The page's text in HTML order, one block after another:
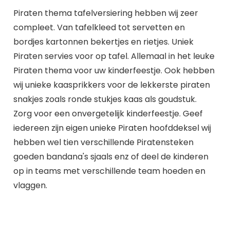
Piraten thema tafelversiering hebben wij zeer
compleet. Van tafelkleed tot servetten en
bordjes kartonnen bekertjes en rietjes. Uniek
Piraten servies voor op tafel. Allemaal in het leuke
Piraten thema voor uw kinderfeestje. Ook hebben
wij unieke kaasprikkers voor de lekkerste piraten
snakjes zoals ronde stukjes kaas als goudstuk.
Zorg voor een onvergetelijk kinderfeestje. Geef
iedereen zijn eigen unieke Piraten hoofddeksel wij
hebben wel tien verschillende Piratensteken
goeden bandana's sjaals enz of deel de kinderen
op in teams met verschillende team hoeden en
vlaggen.